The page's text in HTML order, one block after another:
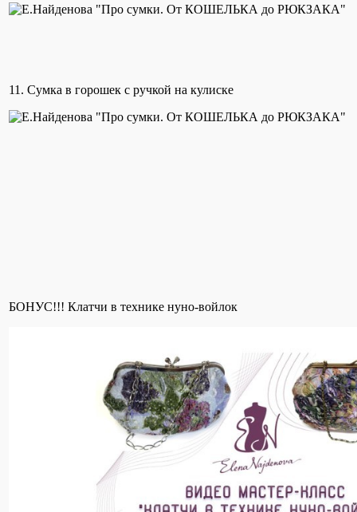
11. Сумка в горошек с ручкой на кулиске
БОНУС!!! Клатчи в технике нуно-войлок